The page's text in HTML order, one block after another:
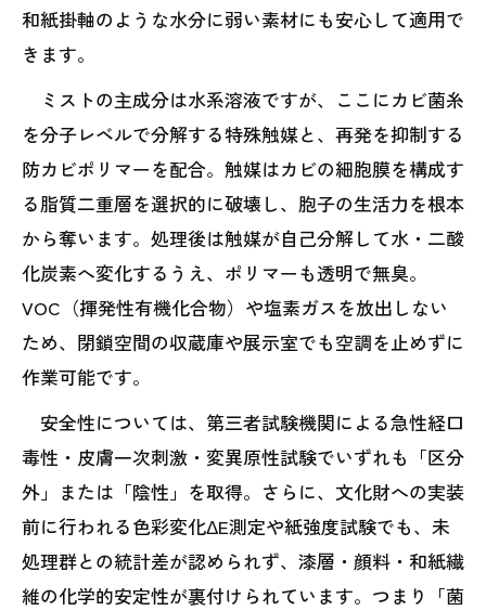
和紙掛軸のような水分に弱い素材にも安心して適用で
きます。
ミストの主成分は水系溶液ですが、ここにカビ菌糸
を分子レベルで分解する特殊触媒と、再発を抑制する
防カビポリマーを配合。触媒はカビの細胞膜を構成す
る脂質二重層を選択的に破壊し、胞子の生活力を根本
から奪います。処理後は触媒が自己分解して水・二酸
化炭素へ変化するうえ、ポリマーも透明で無臭。
VOC（揮発性有機化合物）や塩素ガスを放出しない
ため、閉鎖空間の収蔵庫や展示室でも空調を止めずに
作業可能です。
安全性については、第三者試験機関による急性経口
毒性・皮膚一次刺激・変異原性試験でいずれも「区分
外」または「陰性」を取得。さらに、文化財への実装
前に行われる色彩変化ΔE測定や紙強度試験でも、未
処理群との統計差が認められず、漆層・顔料・和紙繊
維の化学的安定性が裏付けられています。つまり「菌